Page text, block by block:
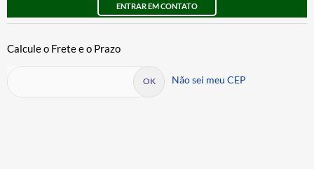
ENTRAR EM CONTATO
Não sei meu CEP